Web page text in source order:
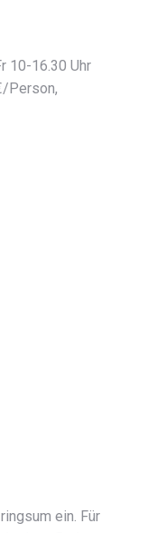
10-16.30 Uhr
Person,
ein. Für